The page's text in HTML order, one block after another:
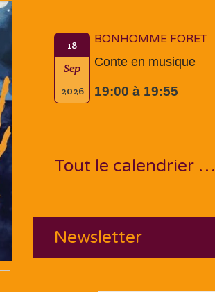
18
Sep
2026
BONHOMME FORET
Conte en musique
19:00 à 19:55
Tout le calendrier …
Newsletter